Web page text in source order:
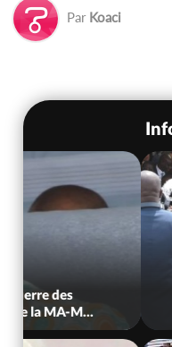
Par Koaci
Côte d'Ivoire :